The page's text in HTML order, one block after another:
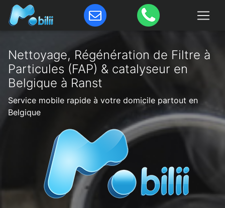
Nettoyage, Régénération de Filtre à
Particules (FAP) & catalyseur en
Belgique à Ranst
Service mobile rapide à votre domicile partout en
Belgique